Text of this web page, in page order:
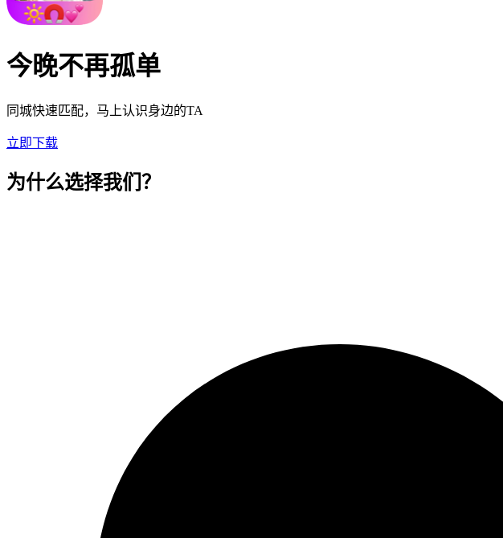
今晚不再孤单
同城快速匹配，马上认识身边的TA
立即下载
为什么选择我们？